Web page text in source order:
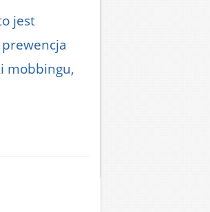
jest
prewencja
mobbingu,